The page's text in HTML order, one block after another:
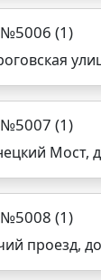
(1)
(1)
Мост,
(1)
проезд,